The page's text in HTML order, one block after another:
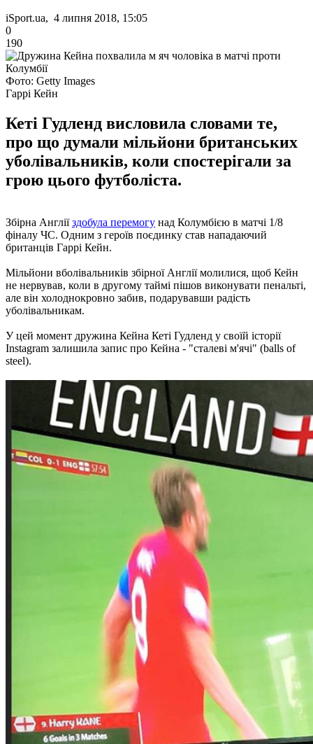
iSport.ua, 4 липня 2018, 15:05
0
190
Фото: Getty Images
Гаррі Кейн
Кеті Гудленд висловила словами те,
про що думали мільйони британських
уболівальників, коли спостерігали за
грою цього футболіста.
Збірна Англіїздобула перемогу над Колумбією в матчі 1/8
фіналу ЧС. Одним з героїв поєдинку став нападаючий
британців Гаррі Кейн.
Мільйони вболівальників збірної Англії молилися, щоб Кейн
не нервував, коли в другому таймі пішов виконувати пенальті,
але він холоднокровно забив, подарувавши радість
уболівальникам.
У цей момент дружина Кейна Кеті Гудленд у своїй історії
Instagram залишила запис про Кейна - "сталеві м'ячі" (balls of
steel).